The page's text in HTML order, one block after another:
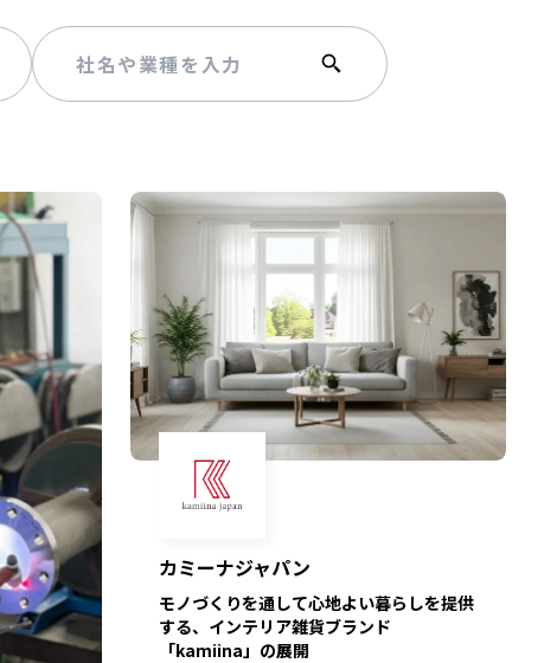
カミーナジャパン
モノづくりを通して心地よい暮らしを提供
する、インテリア雑貨ブランド
「kamiina」の展開